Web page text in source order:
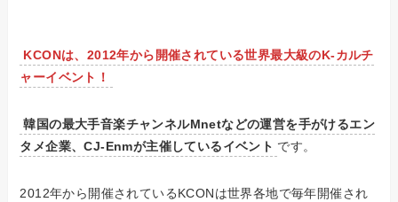
KCONは、2012年から開催されている世界最大級のK-カルチ
ャーイベント！
韓国の最大手音楽チャンネルMnetなどの運営を手がけるエン
タメ企業、CJ-Enmが主催しているイベント です。
2012年から開催されているKCONは世界各地で毎年開催され